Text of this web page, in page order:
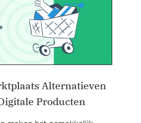
Alternatieven
Producten